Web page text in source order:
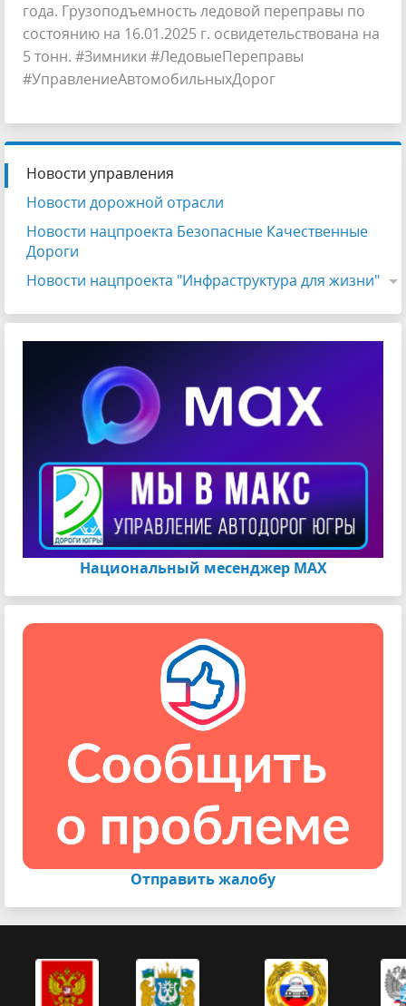
года. Грузоподъемность ледовой переправы по
состоянию на 16.01.2025 г. освидетельствована на
5 тонн. #Зимники #ЛедовыеПереправы
#УправлениеАвтомобильныхДорог
Новости управления
Новости дорожной отрасли
Новости нацпроекта Безопасные Качественные
Дороги
Новости нацпроекта "Инфраструктура для жизни"
Национальный месенджер МАХ
Отправить жалобу